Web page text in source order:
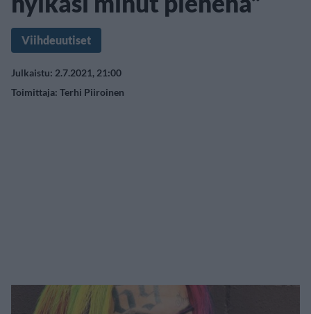
Viihdeuutiset
Julkaistu: 2.7.2021, 21:00
Toimittaja: Terhi Piiroinen